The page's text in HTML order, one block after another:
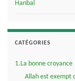
Hanbal
CATÉGORIES
1.La bonne croyance
Allah est exempt